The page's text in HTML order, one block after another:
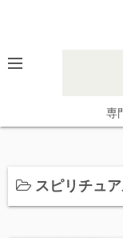
ン
専
スピリチュ